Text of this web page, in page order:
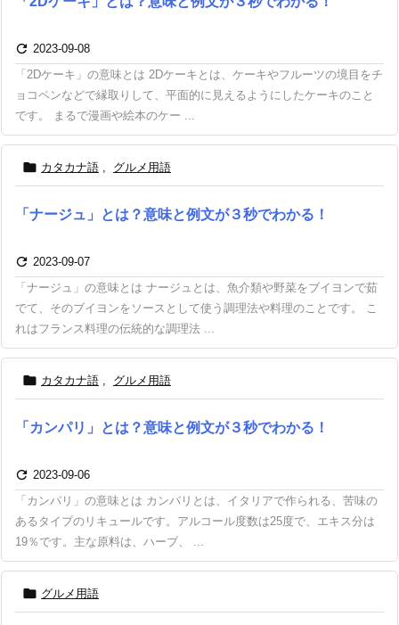
 2023-09-08
「2Dケーキ」の意味とは 2Dケーキとは、ケーキやフルーツの境目をチ
ョコペンなどで縁取りして、平面的に見えるようにしたケーキのこと
です。 まるで漫画や絵本のケー ...
 カタカナ語 , グルメ用語
「ナージュ」とは？意味と例文が３秒でわかる！
 2023-09-07
「ナージュ」の意味とは ナージュとは、魚介類や野菜をブイヨンで茹
でて、そのブイヨンをソースとして使う調理法や料理のことです。 こ
れはフランス料理の伝統的な調理法 ...
 カタカナ語 , グルメ用語
「カンパリ」とは？意味と例文が３秒でわかる！
 2023-09-06
「カンパリ」の意味とは カンパリとは、イタリアで作られる、苦味の
あるタイプのリキュールです。アルコール度数は25度で、エキス分は
19％です。主な原料は、ハーブ、 ...
 グルメ用語